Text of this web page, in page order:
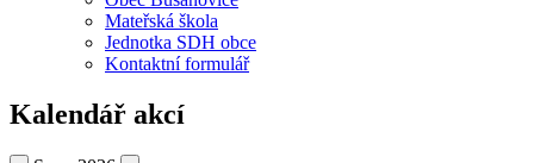
Mateřská škola
Jednotka SDH obce
Kontaktní formulář
Kalendář akcí